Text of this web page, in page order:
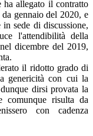
ha allegato il contratto
gennaio del 2020, e
sede di discussione,
l'attendibilità della
dicembre del 2019,
il ridotto grado di
genericità con cui la
dirsi provata la
comunque risulta da
con cadenza